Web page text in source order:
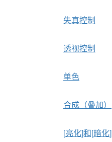
失真控制
透视控制
单色
合成（叠加）
[亮化]和[暗化]